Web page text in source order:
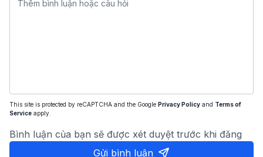
This site is protected by reCAPTCHA and the Google Privacy Policy and Terms of
Service apply.
Bình luận của bạn sẽ được xét duyệt trước khi đăng
Gửi bình luận